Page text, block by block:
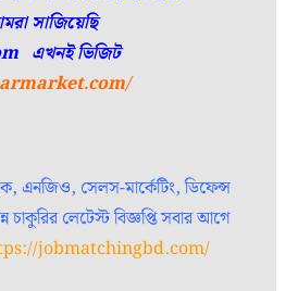
সাজিয়েছি
এখনই ভিজিট
এনজিও, সেলস-মার্কেটিং, ডিফেন্স
চাকুরির লেটেস্ট বিজ্ঞপ্তি সবার আগে
jobmatchingbd.com/